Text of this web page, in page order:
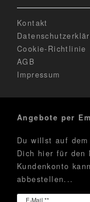
Kontakt
Cookie-Richtlinie
AGB
Impressum
Angebote per
Du willst auf
Dich hier für den
Kundenkonto
abbestellen...
E-Mail **
Newsletter